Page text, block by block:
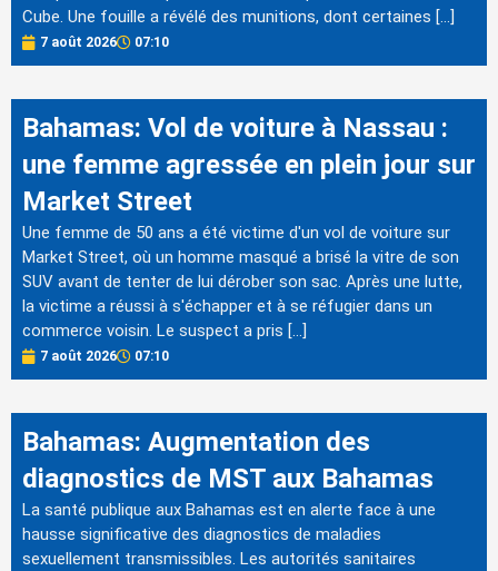
Cube. Une fouille a révélé des munitions, dont certaines […]
7 août 2026 07:10
Bahamas: Vol de voiture à Nassau :
une femme agressée en plein jour sur
Market Street
Une femme de 50 ans a été victime d'un vol de voiture sur
Market Street, où un homme masqué a brisé la vitre de son
SUV avant de tenter de lui dérober son sac. Après une lutte,
la victime a réussi à s'échapper et à se réfugier dans un
commerce voisin. Le suspect a pris […]
7 août 2026 07:10
Bahamas: Augmentation des
diagnostics de MST aux Bahamas
La santé publique aux Bahamas est en alerte face à une
hausse significative des diagnostics de maladies
sexuellement transmissibles. Les autorités sanitaires